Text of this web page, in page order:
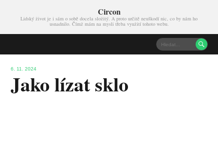
Circon
Lidský život je i sám o sobě docela složitý. A proto určitě neuškodí nic, co by nám ho
usnadnilo. Čímž mám na mysli třeba využití tohoto webu.

6. 11. 2024
Jako lízat sklo